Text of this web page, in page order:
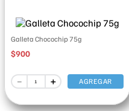
Galleta Chocochip 75g
$900
＋
－ AGREGAR